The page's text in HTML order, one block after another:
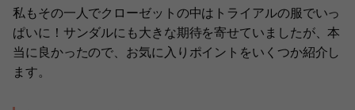
私もその一人でクローゼットの中はトライアルの服でいっ
ぱいに！サンダルにも大きな期待を寄せていましたが、本
当に良かったので、お気に入りポイントをいくつか紹介し
ます。